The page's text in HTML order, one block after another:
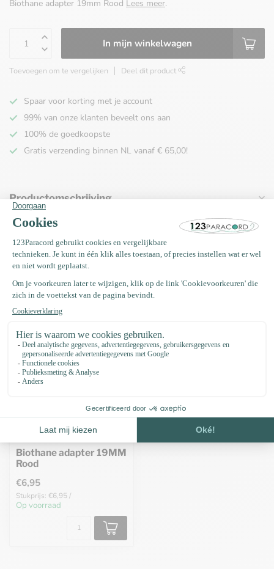
Biothane adapter 19mm Rood Lees meer.
In mijn winkelwagen
Toevoegen om te vergelijken Deel dit product
Spaar voor korting met je account
99% van onze klanten beveelt ons aan
100% de goedkoopste
Gratis verzending binnen NL vanaf € 65,00!
Productomschrijving
Specificaties
Recent bekeken
Biothane adapter 19MM
Rood
€6,95
Stukprijs: €6,95 /
Op voorraad